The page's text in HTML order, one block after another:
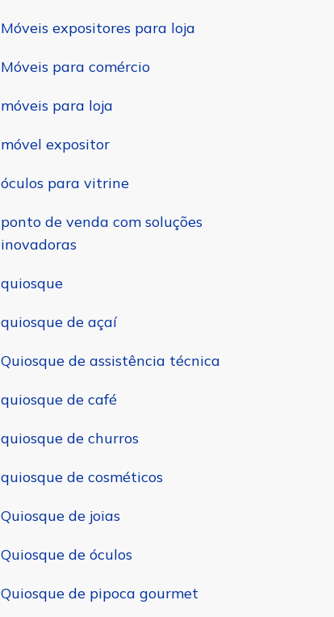
Móveis expositores para loja
Móveis para comércio
móveis para loja
móvel expositor
óculos para vitrine
ponto de venda com soluções
inovadoras
quiosque
quiosque de açaí
Quiosque de assistência técnica
quiosque de café
quiosque de churros
quiosque de cosméticos
Quiosque de joias
Quiosque de óculos
Quiosque de pipoca gourmet